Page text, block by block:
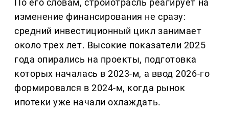
По его словам, стройотрасль реагирует на
изменение финансирования не сразу:
средний инвестиционный цикл занимает
около трех лет. Высокие показатели 2025
года опирались на проекты, подготовка
которых началась в 2023-м, а ввод 2026-го
формировался в 2024-м, когда рынок
ипотеки уже начали охлаждать.